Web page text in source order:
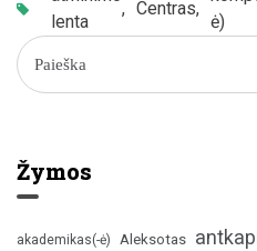
lenta
, Centras,
ė)
Žymos
akademikas(-ė) Aleksotas